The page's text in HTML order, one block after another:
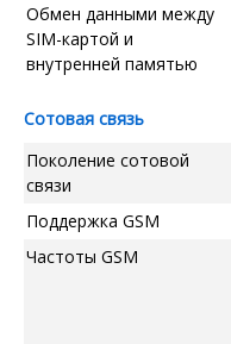
Обмен данными между
SIM-картой и
внутренней памятью
Сотовая связь
Поколение сотовой
связи
Поддержка GSM
Частоты GSM